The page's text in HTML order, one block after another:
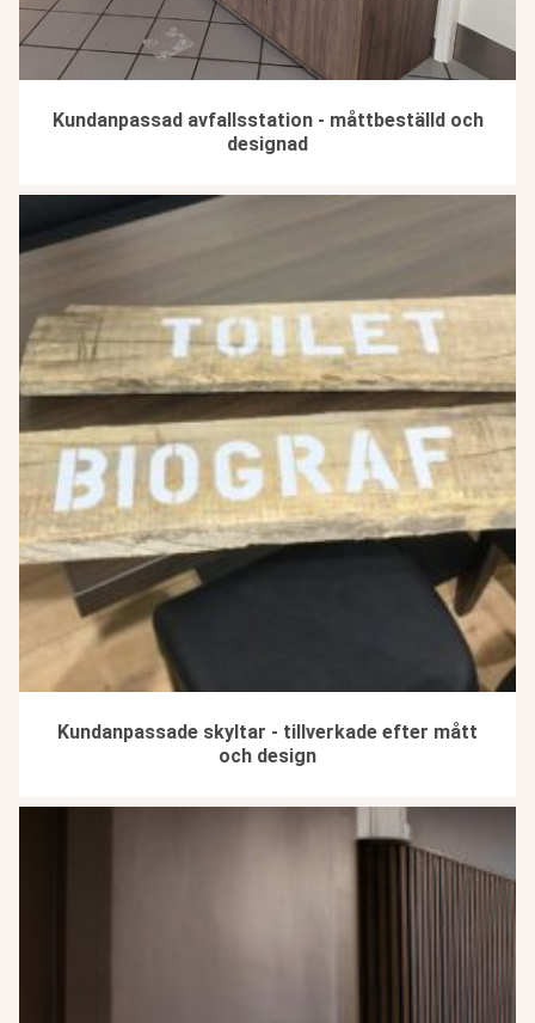
Kundanpassad avfallsstation - måttbeställd och
designad
Kundanpassade skyltar - tillverkade efter mått
och design